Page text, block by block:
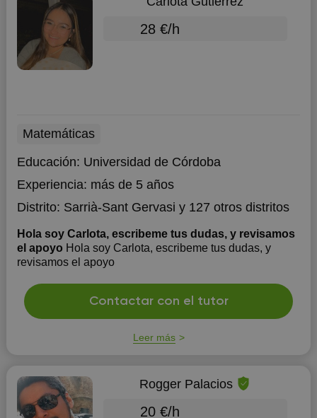
28 €/h
Matemáticas
Educación: Universidad de Córdoba
Experiencia: más de 5 años
Distrito: Sarrià-Sant Gervasi y 127 otros distritos
Hola soy Carlota, escribeme tus dudas, y revisamos
el apoyo Hola soy Carlota, escribeme tus dudas, y
revisamos el apoyo
Contactar con el tutor
Leer más
Rogger Palacios
20 €/h